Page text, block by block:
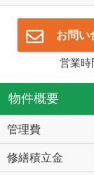
お問い
営業時
物件概要
管理費
修繕積立金